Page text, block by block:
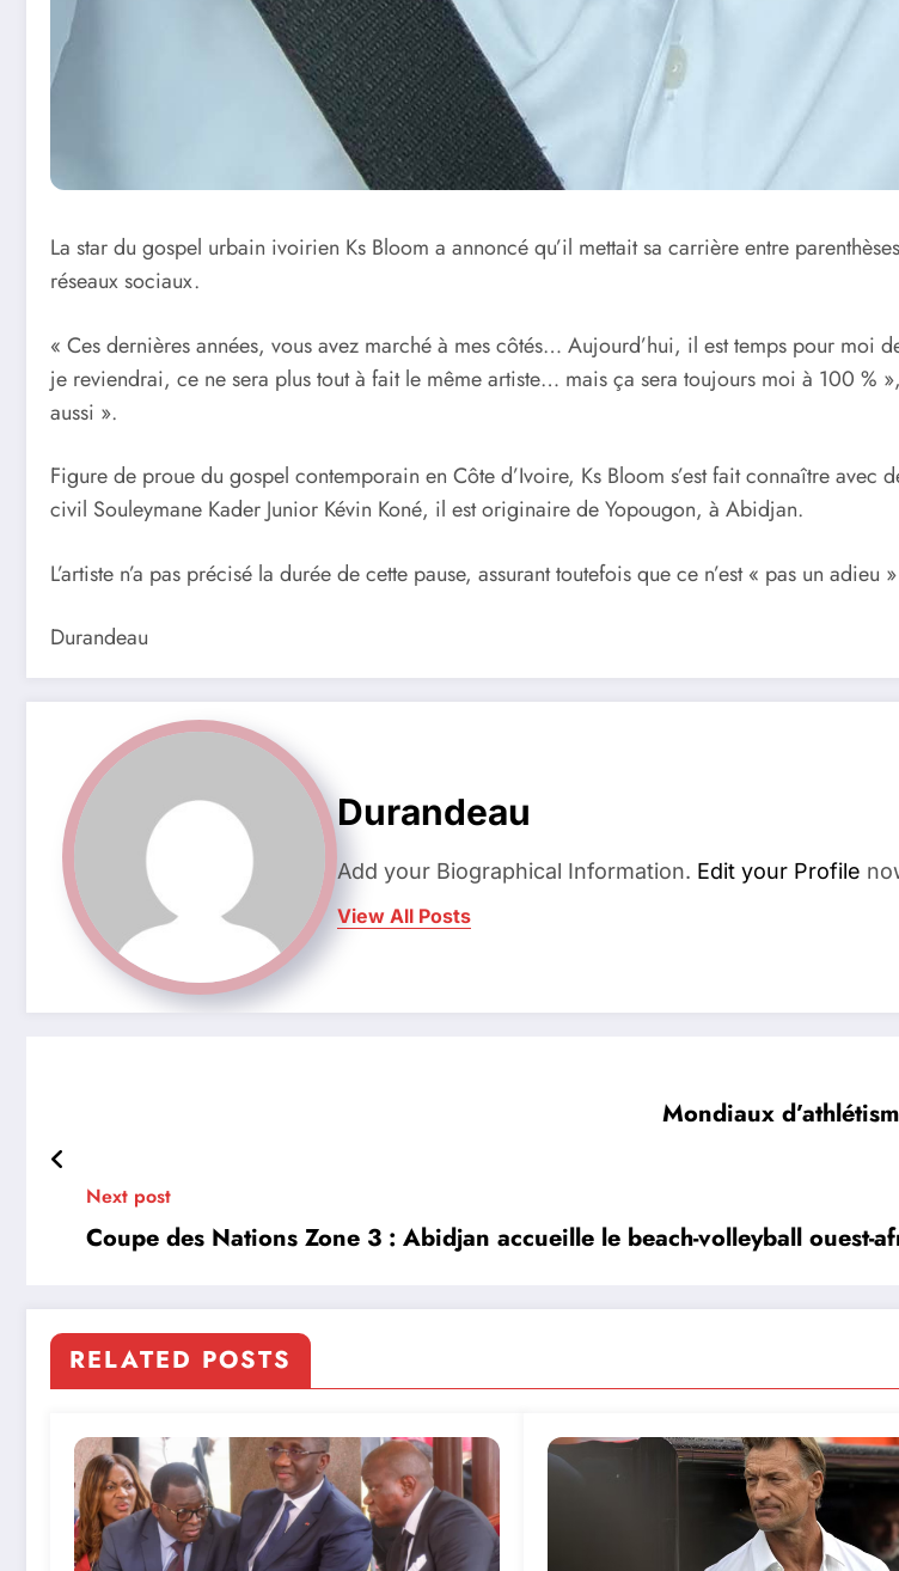
La star du gospel urbain ivoirien Ks Bloom a annoncé qu’il mettait sa carrière entre
réseaux sociaux.
« Ces dernières années, vous avez marché à mes côtés… Aujourd’hui, il est temps pour moi
je reviendrai, ce ne sera plus tout à fait le même artiste… mais ça sera toujours moi à 100 %
aussi ».
Figure de proue du gospel contemporain en Côte d’Ivoire, Ks Bloom s’est fait connaître avec
civil Souleymane Kader Junior Kévin Koné, il est originaire de Yopougon, à Abidjan.
L’artiste n’a pas précisé la durée de cette pause, assurant toutefois que ce n’est « pas un
Durandeau
Durandeau
Add your Biographical Information. Edit your Profile
View All Posts
Mondiaux
Next post
Coupe des Nations Zone 3 : Abidjan accueille le beach-volleyball ouest-
RELATED POSTS